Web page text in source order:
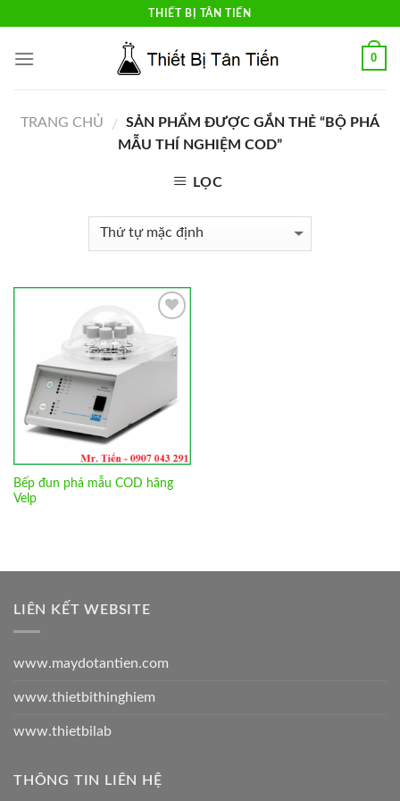
content
THIẾT BỊ TÂN TIẾN
0
TRANG CHỦ /
SẢN PHẨM ĐƯỢC GẮN THẺ “BỘ PHÁ
MẪU THÍ NGHIỆM COD”
LỌC
Wishlist
Bếp đun phá mẫu COD hãng
Velp
LIÊN KẾT WEBSITE
www.maydotantien.com
www.thietbithinghiem
www.thietbilab
THÔNG TIN LIÊN HỆ